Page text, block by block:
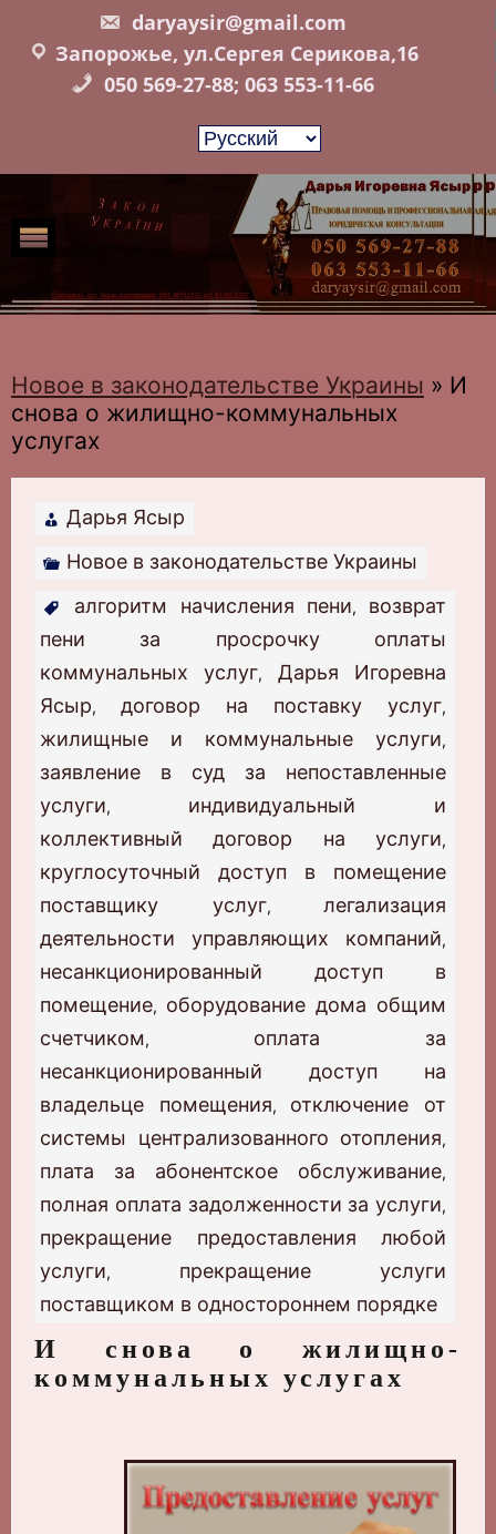
daryaysir@gmail.com
Запорожье, ул.Сергея Серикова,16
050 569-27-88; 063 553-11-66
Новое в законодательстве Украины » И
снова о жилищно-коммунальных
услугах
Дарья Ясыр
Новое в законодательстве Украины
алгоритм начисления пени, возврат
пени за просрочку оплаты
коммунальных услуг, Дарья Игоревна
Ясыр, договор на поставку услуг,
жилищные и коммунальные услуги,
заявление в суд за непоставленные
услуги, индивидуальный и
коллективный договор на услуги,
круглосуточный доступ в помещение
поставщику услуг, легализация
деятельности управляющих компаний,
несанкционированный доступ в
помещение, оборудование дома общим
счетчиком, оплата за
несанкционированный доступ на
владельце помещения, отключение от
системы централизованного отопления,
плата за абонентское обслуживание,
полная оплата задолженности за услуги,
прекращение предоставления любой
услуги, прекращение услуги
поставщиком в одностороннем порядке
И снова о жилищно-
коммунальных услугах